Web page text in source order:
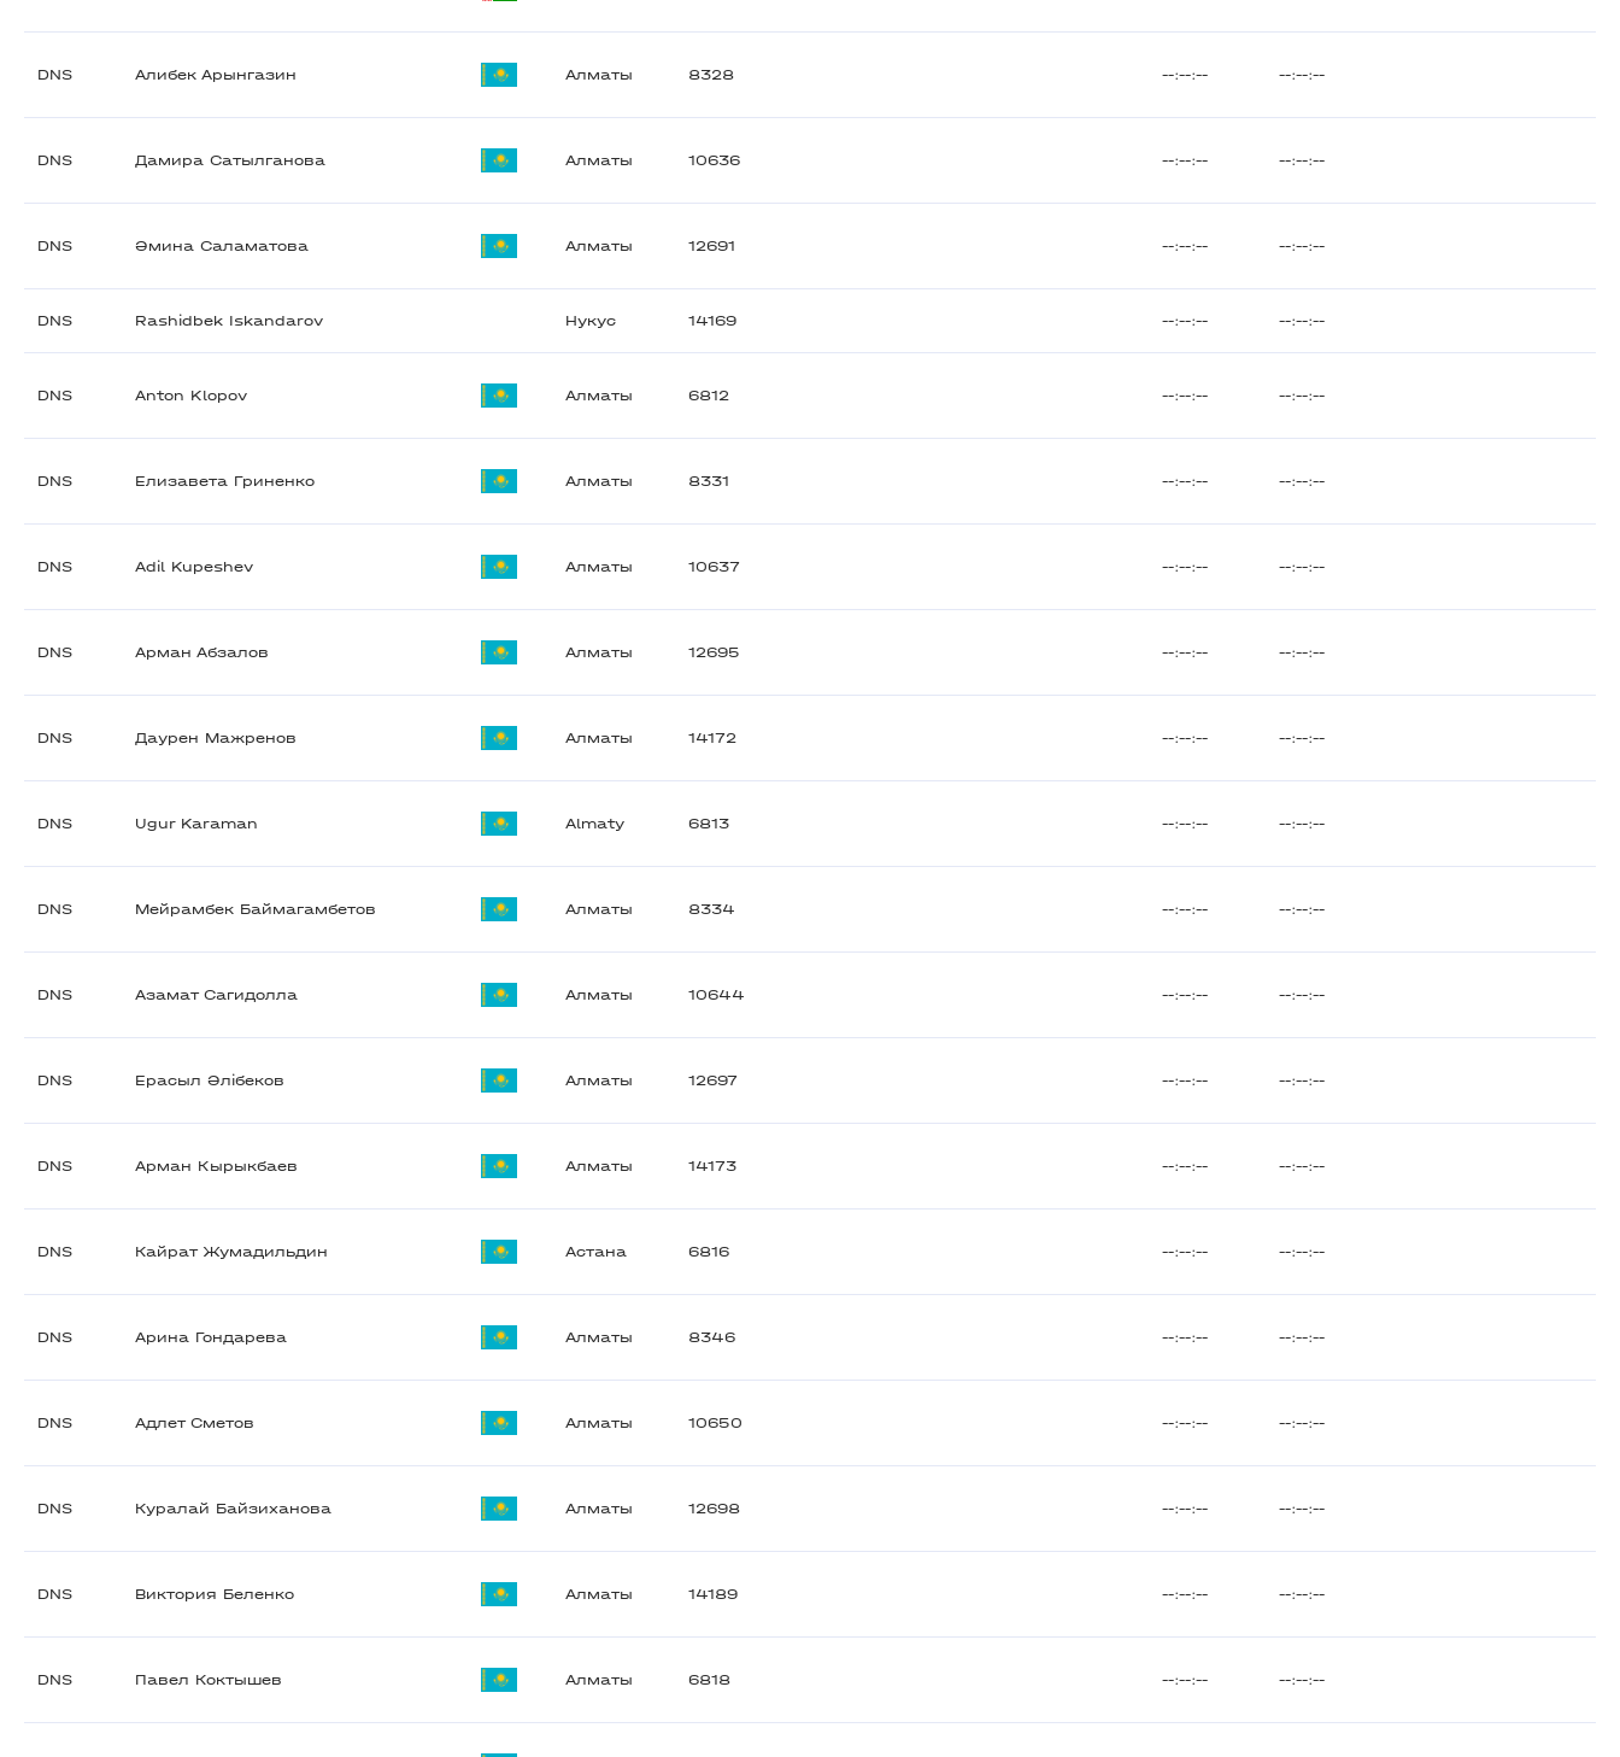
DNS Алибек Арынгазин Алматы 8328 --:--:-- --:--:--
DNS Дамира Сатылганова Алматы 10636 --:--:-- --:--:--
DNS Әмина Саламатова Алматы 12691 --:--:-- --:--:--
DNS Rashidbek Iskandarov Нукус 14169 --:--:-- --:--:--
DNS Anton Klopov Алматы 6812 --:--:-- --:--:--
DNS Елизавета Гриненко Алматы 8331 --:--:-- --:--:--
DNS Adil Kupeshev Алматы 10637 --:--:-- --:--:--
DNS Арман Абзалов Алматы 12695 --:--:-- --:--:--
DNS Даурен Мажренов Алматы 14172 --:--:-- --:--:--
DNS Ugur Karaman Almaty 6813 --:--:-- --:--:--
DNS Мейрамбек Баймагамбетов Алматы 8334 --:--:-- --:--:--
DNS Азамат Сагидолла Алматы 10644 --:--:-- --:--:--
DNS Ерасыл Әлібеков Алматы 12697 --:--:-- --:--:--
DNS Арман Кырыкбаев Алматы 14173 --:--:-- --:--:--
DNS Кайрат Жумадильдин Астана 6816 --:--:-- --:--:--
DNS Арина Гондарева Алматы 8346 --:--:-- --:--:--
DNS Адлет Сметов Алматы 10650 --:--:-- --:--:--
DNS Куралай Байзиханова Алматы 12698 --:--:-- --:--:--
DNS Виктория Беленко Алматы 14189 --:--:-- --:--:--
DNS Павел Коктышев Алматы 6818 --:--:-- --:--:--